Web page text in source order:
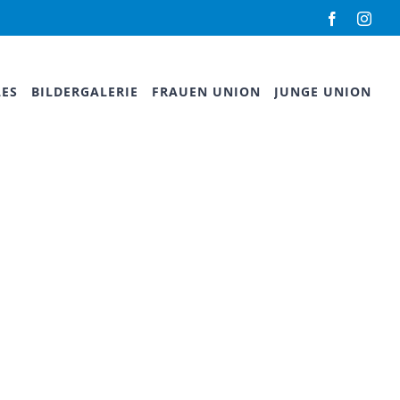
Facebook
BILDERGALERIE FRAUEN UNION JUNGE UNION